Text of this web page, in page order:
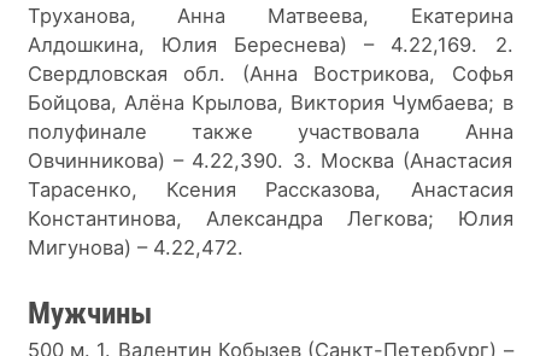
Труханова, Анна Матвеева, Екатерина
Алдошкина, Юлия Береснева) – 4.22,169. 2.
Свердловская обл. (Анна Вострикова, Софья
Бойцова, Алёна Крылова, Виктория Чумбаева; в
полуфинале также участвовала Анна
Овчинникова) – 4.22,390. 3. Москва (Анастасия
Тарасенко, Ксения Рассказова, Анастасия
Константинова, Александра Легкова; Юлия
Мигунова) – 4.22,472.
Мужчины
500 м. 1. Валентин Кобызев (Санкт-Петербург) –